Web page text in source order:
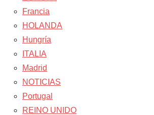
Francia
HOLANDA
Hungría
ITALIA
Madrid
NOTICIAS
Portugal
REINO UNIDO